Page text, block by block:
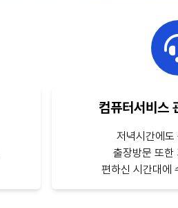
컴퓨터서비스
저녁시간에도
출장방문 또한
편하신 시간대에